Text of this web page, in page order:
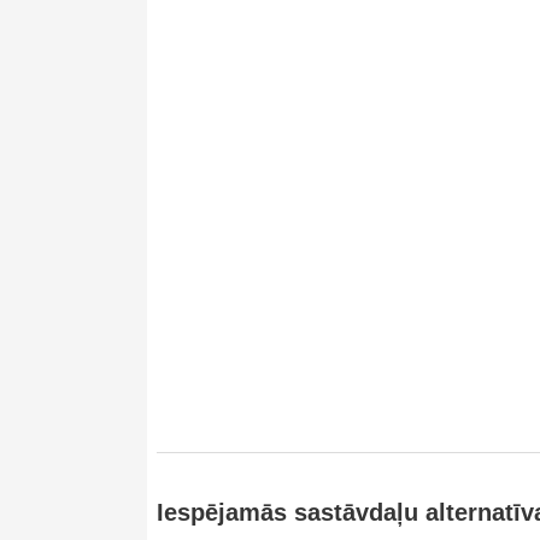
Iespējamās sastāvdaļu